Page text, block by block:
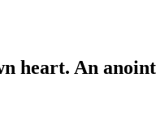
heart. An